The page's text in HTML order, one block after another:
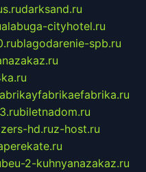
darksand.ru
alabuga-cityhotel.ru
blagodarenie-spb.ru
biletnadom.ru
hd.ruz-host.ru
2-kuhnyanazakaz.ru